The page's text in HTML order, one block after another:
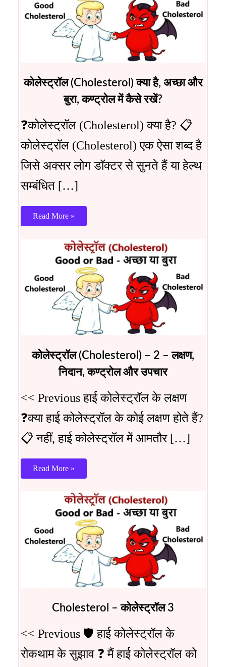
कोलेस्ट्रॉल (Cholesterol) क्या है, अच्छा और
बुरा, कण्ट्रोल में कैसे रखें?
❓कोलेस्ट्रॉल (Cholesterol) क्या है? 📋
कोलेस्ट्रॉल (Cholesterol) एक ऐसा शब्द है
जिसे अक्सर लोग डॉक्टर से सुनते हैं या हेल्थ
सम्बंधित […]
Read More »
कोलेस्ट्रॉल (Cholesterol) – 2 – लक्षण,
निदान, कण्ट्रोल और उपचार
<< Previous हाई कोलेस्ट्रॉल के लक्षण
❓क्या हाई कोलेस्ट्रॉल के कोई लक्षण होते हैं?
📋 नहीं, हाई कोलेस्ट्रॉल में आमतौर […]
Read More »
Cholesterol – कोलेस्ट्रॉल 3
<< Previous 🛡️ हाई कोलेस्ट्रॉल के
रोकथाम के सुझाव ❓ मैं हाई कोलेस्ट्रॉल को